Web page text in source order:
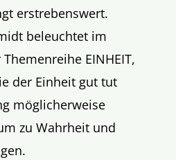
erstrebenswert.
beleuchtet im
EINHEIT,
der Einheit gut tut
möglicherweise
zu Wahrheit und